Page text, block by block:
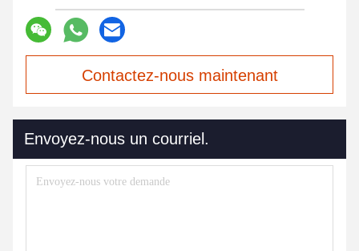
Contactez-nous maintenant
Envoyez-nous un courriel.